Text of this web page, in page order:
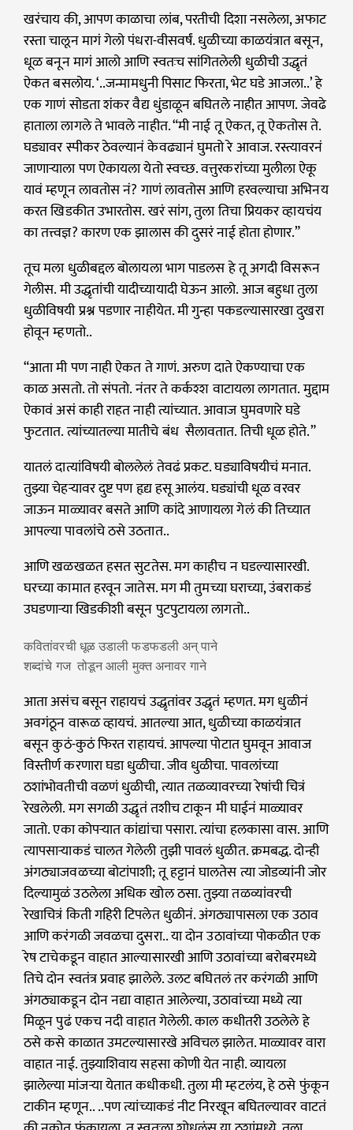
खरंचाय की, आपण काळाचा लांब, परतीची दिशा नसलेला, अफाट
रस्ता चालून मागं गेलो पंधरा-वीसवर्षं. धुळीच्या काळयंत्रात बसून,
धूळ बनून मागं आलो आणि स्वतःच सांगितलेली धुळीची उद्धृतं
ऐकत बसलोय. ‘..जन्मामधुनी पिसाट फिरता, भेट घडे आजला..’ हे
एक गाणं सोडता शंकर वैद्य धुंडाळून बघितले नाहीत आपण. जेवढे
हाताला लागले ते भावले नाहीत. “मी नाई तू ऐकत, तू ऐकतोस ते.
घड्यावर स्पीकर ठेवल्यानं केवढ्यानं घुमतो रे आवाज. रस्त्यावरनं
जाणाऱ्याला पण ऐकायला येतो स्वच्छ. वत्तुरकरांच्या मुलीला ऐकू
यावं म्हणून लावतोस नं? गाणं लावतोस आणि हरवल्याचा अभिनय
करत खिडकीत उभारतोस. खरं सांग, तुला तिचा प्रियकर व्हायचंय
का तत्त्वज्ञ? कारण एक झालास की दुसरं नाई होता होणार.”
तूच मला धुळीबद्दल बोलायला भाग पाडलस हे तू अगदी विसरून
गेलीस. मी उद्धृतांची यादीच्यायादी घेऊन आलो. आज बहुधा तुला
धुळीविषयी प्रश्न पडणार नाहीयेत. मी गुन्हा पकडल्यासारखा दुखरा
होवून म्हणतो..
“आता मी पण नाही ऐकत ते गाणं. अरुण दाते ऐकण्याचा एक
काळ असतो. तो संपतो. नंतर ते कर्कश्श वाटायला लागतात. मुद्दाम
ऐकावं असं काही राहत नाही त्यांच्यात. आवाज घुमवणारे घडे
फुटतात. त्यांच्यातल्या मातीचे बंध सैलावतात. तिची धूळ होते.”
यातलं दात्यांविषयी बोललेलं तेवढं प्रकट. घड्याविषयीचं मनात.
तुझ्या चेहऱ्यावर दुष्ट पण हृद्य हसू आलंय. घड्यांची धूळ वरवर
जाऊन माळ्यावर बसते आणि कांदे आणायला गेलं की तिच्यात
आपल्या पावलांचे ठसे उठतात..
आणि खळखळत हसत सुटतेस. मग काहीच न घडल्यासारखी.
घरच्या कामात हरवून जातेस. मग मी तुमच्या घराच्या, उंबराकडं
उघडणाऱ्या खिडकीशी बसून पुटपुटायला लागतो..
कवितांवरची धूळ उडाली फडफडली अन् पाने
शब्दांचे गज तोडून आली मुक्त अनावर गाने
आता असंच बसून राहायचं उद्धृतांवर उद्धृतं म्हणत. मग धुळीनं
अवगंठून वारूळ व्हायचं. आतल्या आत, धुळीच्या काळयंत्रात
बसून कुठं-कुठं फिरत राहायचं. आपल्या पोटात घुमवून आवाज
विस्तीर्ण करणारा घडा धुळीचा. जीव धुळीचा. पावलांच्या
ठशांभोवतीची वळणं धुळीची, त्यात तळव्यावरच्या रेषांची चित्रं
रेखलेली. मग सगळी उद्धृतं तशीच टाकून मी घाईनं माळ्यावर
जातो. एका कोपऱ्यात कांद्यांचा पसारा. त्यांचा हलकासा वास. आणि
त्यापसाऱ्याकडं चालत गेलेली तुझी पावलं धुळीत. क्रमबद्ध. दोन्ही
अंगठ्याजवळच्या बोटांपाशी; तू हट्टानं घालतेस त्या जोडव्यांनी जोर
दिल्यामुळं उठलेला अधिक खोल ठसा. तुझ्या तळव्यांवरची
रेखाचित्रं किती गहिरी टिपलेत धुळीनं. अंगठ्यापासला एक उठाव
आणि करंगळी जवळचा दुसरा.. या दोन उठावांच्या पोकळीत एक
रेष टाचेकडून वाहात आल्यासारखी आणि उठावांच्या बरोबरमध्ये
तिचे दोन स्वतंत्र प्रवाह झालेले. उलट बघितलं तर करंगळी आणि
अंगठ्याकडून दोन नद्या वाहात आलेल्या, उठावांच्या मध्ये त्या
मिळून पुढं एकच नदी वाहात गेलेली. काल कधीतरी उठलेले हे
ठसे कसे काळात उमटल्यासारखे अविचल झालेत. माळ्यावर वारा
वाहात नाई. तुझ्याशिवाय सहसा कोणी येत नाही. व्यायला
झालेल्या मांजऱ्या येतात कधीकधी. तुला मी म्हटलंय, हे ठसे फुंकून
टाकीन म्हणून.. ..पण त्यांच्याकडं नीट निरखून बघितल्यावर वाटतं